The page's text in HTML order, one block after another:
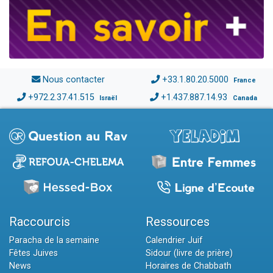
Nous contacter +33.1.80.20.5000 France
+972.2.37.41.515 Israël +1.437.887.14.93 Canada
Raccourcis
Paracha de la semaine
Fêtes Juives
News
Ressources
Calendrier Juif
Sidour (livre de prière)
Horaires de Chabbath